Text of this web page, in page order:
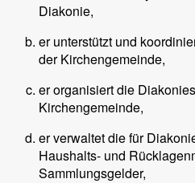
Diakonie,
er unterstützt und
der Kirchengemeinde,
er organisiert die
Kirchengemeinde,
er verwaltet die für
Haushalts- und
Sammlungsgelder,